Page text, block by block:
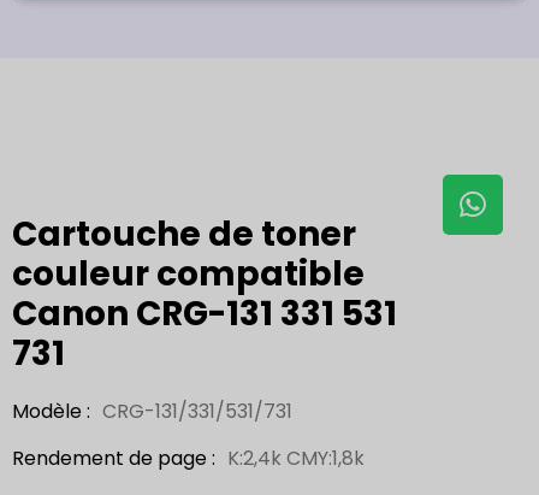
Cartouche de toner
couleur compatible
Canon CRG-131 331 531
731
Modèle : CRG-131/331/531/731
Rendement de page : K:2,4k CMY:1,8k